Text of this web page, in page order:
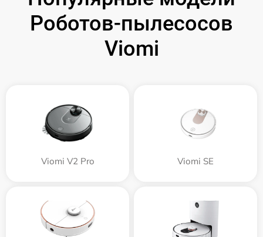
Роботов-пылесосов
Viomi
Viomi V2 Pro Viomi SE